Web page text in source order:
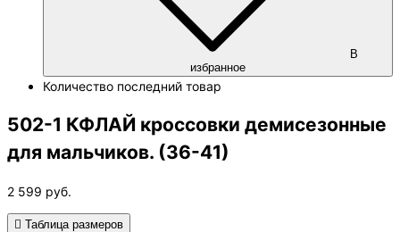
В
избранное
Количество последний товар
502-1 КФЛАЙ кроссовки демисезонные
для мальчиков. (36-41)
2 599 руб.
Таблица размеров